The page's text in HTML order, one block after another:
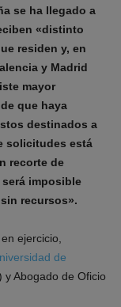
se ha llegado a
«distinto
residen y, en
y Madrid
mayor
que haya
destinados a
solicitudes está
recorte de
imposible
recursos».
ejercicio,
de
y Abogado de Oficio